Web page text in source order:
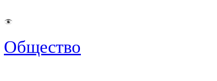
Общество